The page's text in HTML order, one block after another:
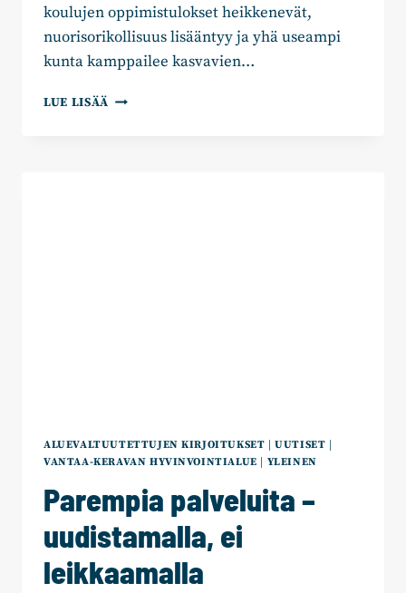
koulujen oppimistulokset heikkenevät,
nuorisorikollisuus lisääntyy ja yhä useampi
kunta kamppailee kasvavien…
LUE LISÄÄ EPÄONNISTUNUTTA
ALUEVALTUUTETTUJEN KIRJOITUKSET |UUTISET
VANTAA-KERAVAN HYVINVOINTIALUE
YLEINEN
Parempia palveluita –
uudistamalla, ei
leikkaamalla